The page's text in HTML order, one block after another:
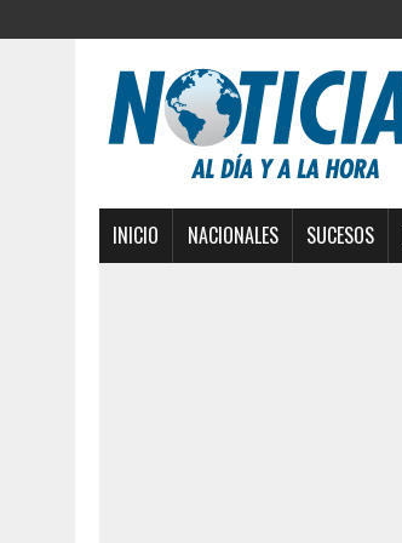
INICIO NACIONALES SUCESOS